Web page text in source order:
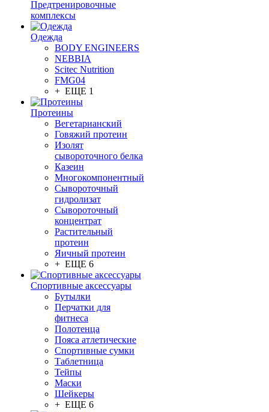
Предтренировочные
комплексы
Одежда
BODY ENGINEERS
NEBBIA
Scitec Nutrition
FMG04
+ ЕЩЕ 1
Протеины
Вегетарианский
Говяжий протеин
Изолят
сывороточного белка
Казеин
Многокомпонентный
Сывороточный
гидролизат
Сывороточный
концентрат
Растительный
протеин
Яичный протеин
+ ЕЩЕ 6
Спортивные аксессуары
Бутылки
Перчатки для
фитнеса
Полотенца
Пояса атлетические
Спортивные сумки
Таблетница
Тейпы
Маски
Шейкеры
+ ЕЩЕ 6